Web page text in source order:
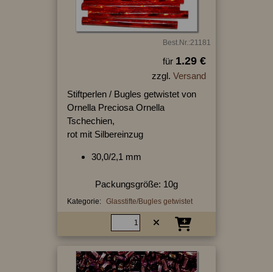
Best.Nr.:21181
für 1.29 €
zzgl. Versand
Stiftperlen / Bugles getwistet von
Ornella Preciosa Ornella
Tschechien,
rot mit Silbereinzug
30,0/2,1 mm
Packungsgröße: 10g
Kategorie: Glasstifte/Bugles getwistet